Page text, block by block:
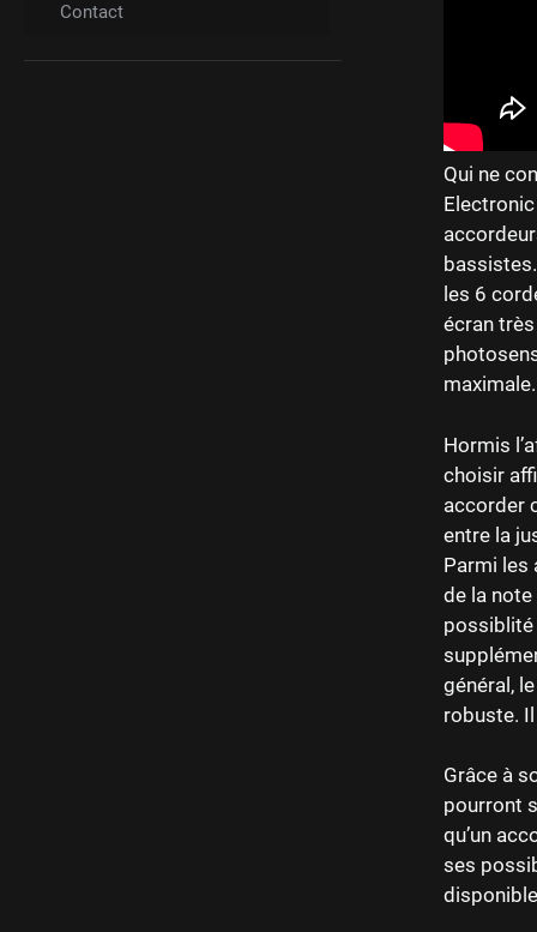
Qui ne
les 6
écran
Hormis
choisir
accorder
entre la
Parmi les
de la
possiblité
général,
robuste.
Grâce à
pourront
qu’un
ses
Contact